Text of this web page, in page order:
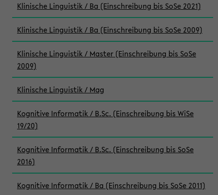
Klinische Linguistik / Ba (Einschreibung bis SoSe 2021)
Klinische Linguistik / Ba (Einschreibung bis SoSe 2009)
Klinische Linguistik / Master (Einschreibung bis SoSe
2009)
Klinische Linguistik / Mag
Kognitive Informatik / B.Sc. (Einschreibung bis WiSe
19/20)
Kognitive Informatik / B.Sc. (Einschreibung bis SoSe
2016)
Kognitive Informatik / Ba (Einschreibung bis SoSe 2011)